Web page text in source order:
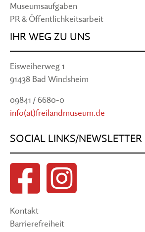
Museumsaufgaben
PR & Öffentlichkeitsarbeit
IHR WEG ZU UNS
Eisweiherweg 1
91438 Bad Windsheim
09841 / 6680-0
info(at)freilandmuseum.de
SOCIAL LINKS/NEWSLETTER
Kontakt
Barrierefreiheit